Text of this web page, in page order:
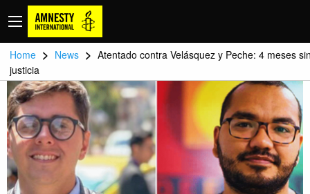
Home > News > Atentado contra Velásquez y Peche: 4 meses
justicia